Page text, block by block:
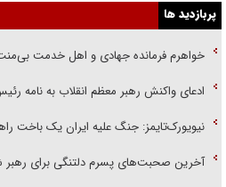
پربازدید ها
خواهرم فرمانده جهادی و اهل خدمت
ادعای واکنش رهبر معظم انقلاب به نامه
نیویورک‌تایمز: جنگ علیه ایران یک باخت
آخرین صحبت‌های پسرم دلتنگی برای رهبر